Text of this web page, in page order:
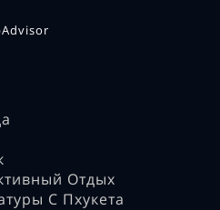
Отдых
С Пхукета